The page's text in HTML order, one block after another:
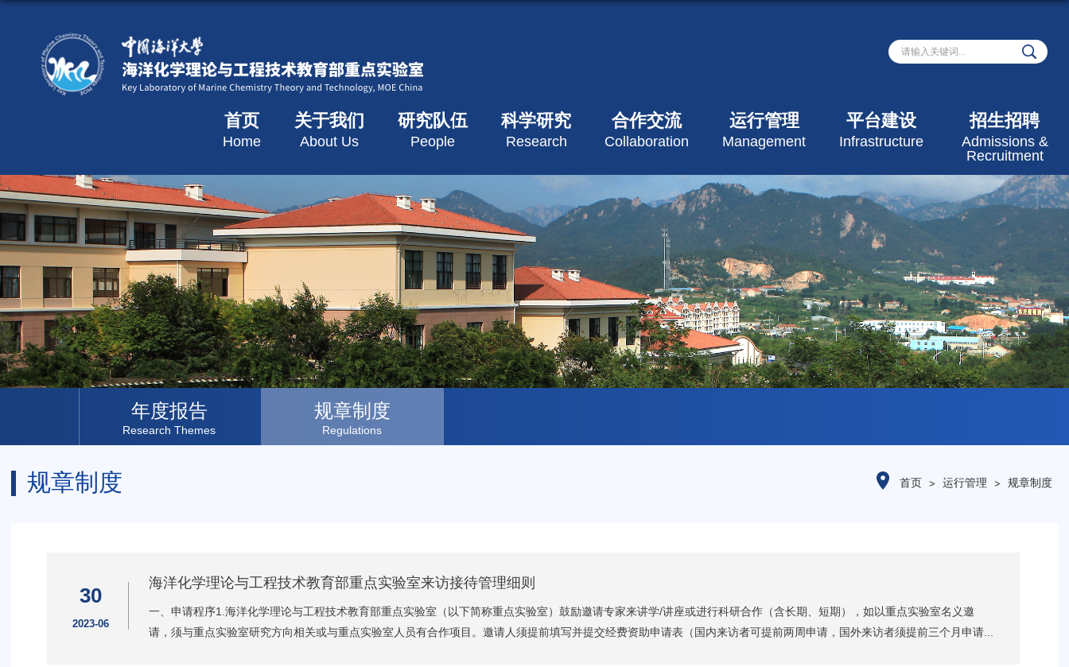
首页
Home
关于我们
About Us
研究队伍
People
科学研究
Research
合作交流
Collaboration
运行管理
Management
平台建设
Infrastructure
招生招聘
Admissions &
Recruitment
年度报告
Research Themes
规章制度
Regulations
首页 运行管理 规章制度
规章制度
30
2023-06
海洋化学理论与工程技术教育部重点实验室来访接待管理细则
一、申请程序1.海洋化学理论与工程技术教育部重点实验室（以下简称重点实验室）鼓励邀请专家来讲学/讲座或进行科研合作（含长期、短期），如以重点实验室名义邀
请，须与重点实验室研究方向相关或与重点实验室人员有合作项目。邀请人须提前填写并提交经费资助申请表（国内来访者可提前两周申请，国外来访者须提前三个月申请...